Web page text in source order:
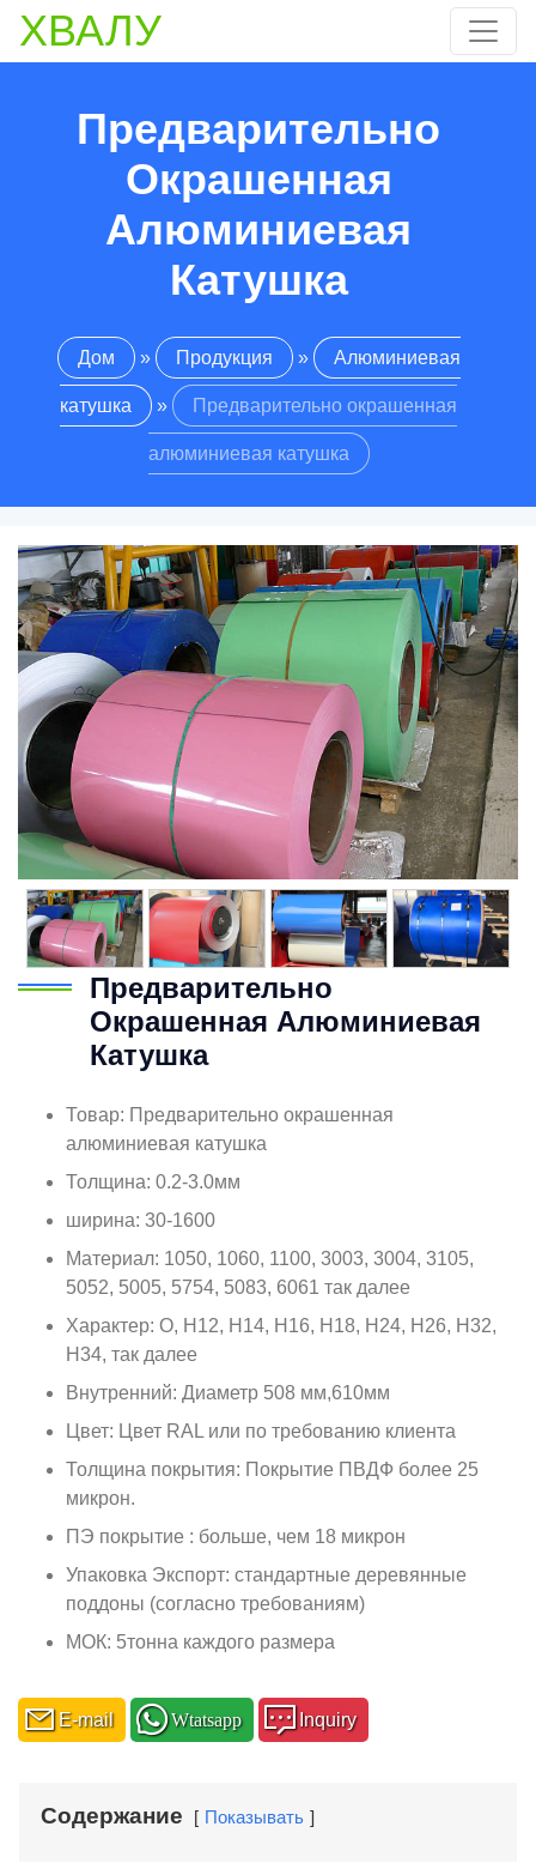
ХВАЛУ
Предварительно
Окрашенная
Алюминиевая
Катушка
Дом » Продукция » Алюминиевая
катушка » Предварительно окрашенная
алюминиевая катушка
Предварительно
Окрашенная Алюминиевая
Катушка
Товар: Предварительно окрашенная
алюминиевая катушка
Толщина: 0.2-3.0мм
ширина: 30-1600
Материал: 1050, 1060, 1100, 3003, 3004, 3105,
5052, 5005, 5754, 5083, 6061 так далее
Характер: О, Н12, Н14, Н16, Н18, Н24, Н26, Н32,
Н34, так далее
Внутренний: Диаметр 508 мм,610мм
Цвет: Цвет RAL или по требованию клиента
Толщина покрытия: Покрытие ПВДФ более 25
микрон.
ПЭ покрытие : больше, чем 18 микрон
Упаковка Экспорт: стандартные деревянные
поддоны (согласно требованиям)
МОК: 5тонна каждого размера
E-mail Wtatsapp Inquiry
Содержание Показывать